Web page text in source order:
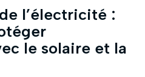
l’électricité :
le solaire et la